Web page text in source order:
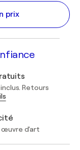
prix
Retours
œuvre d'art